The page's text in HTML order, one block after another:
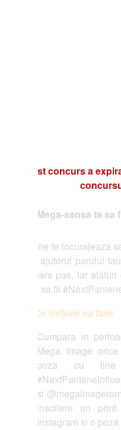
concurs a expirat în
concursurile
sansa ta sa fii next
te incurajeaza sa devii
parului tau,
pas, iar alaturi de
sa fii
trebuie sa faci:
in perioada
Image orice
cu tine pe
si
@megaimageromania si
un print
si o poza a